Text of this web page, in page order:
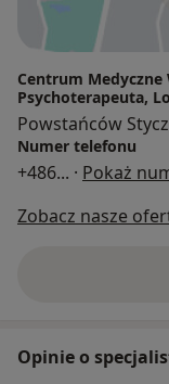
Centrum
Psychoterapeuta,
Powstańców
Numer telefonu
+486... · Pokaż
Zobacz nasze
Opinie o